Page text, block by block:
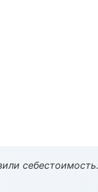
себестоимость.